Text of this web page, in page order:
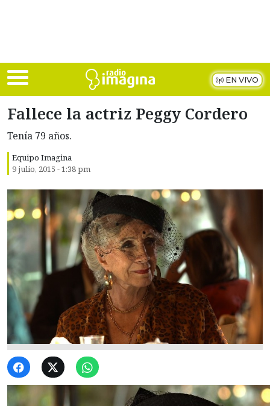
EN VIVO
Fallece la actriz Peggy Cordero
Tenía 79 años.
Equipo Imagina
9 julio, 2015 - 1:38 pm